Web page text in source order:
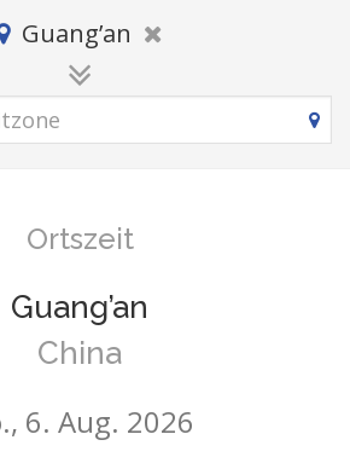
Guang’an
Ortszeit
Guang’an
China
6. Aug. 2026